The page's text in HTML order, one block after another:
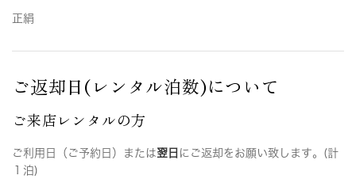
正絹
ご返却日(レンタル泊数)について
ご来店レンタルの方
ご利用日（ご予約日）または翌日 にご返却をお願い致します。(計
１泊)